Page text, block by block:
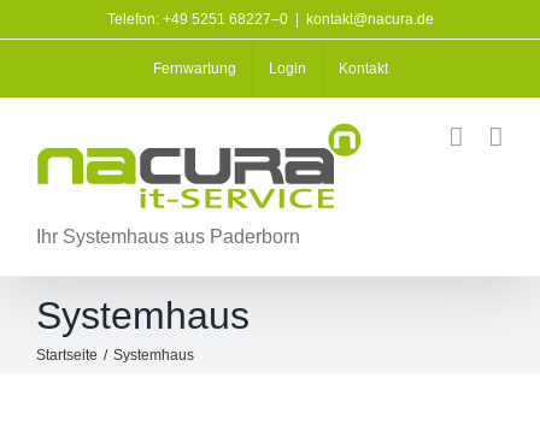
Inhalt
Telefon: +49 5251 68227–0 kontakt@nacura.de
Fernwartung Login Kontakt
Ihr Systemhaus aus Paderborn
Systemhaus
Startseite / Systemhaus